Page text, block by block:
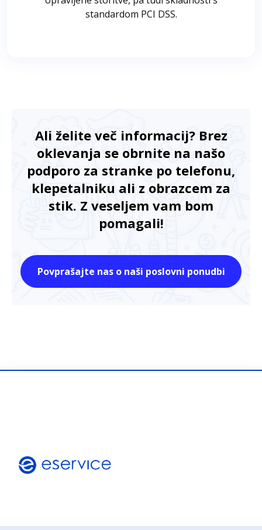
standardom PCI DSS.
PCI DSS.
Ali želite več informacij? Brez
oklevanja se obrnite na našo
podporo za stranke po telefonu,
klepetalniku ali z obrazcem za
stik. Z veseljem vam bom
pomagali!
Povprašajte nas o naši poslovni ponudbi